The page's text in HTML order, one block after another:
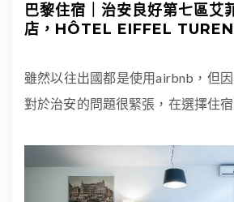
巴黎住宿｜治安良好第七區艾
店，HÔTEL EIFFEL
雖然以往出國都是使用airbnb，但
對於治安的問題很緊張，在選擇住